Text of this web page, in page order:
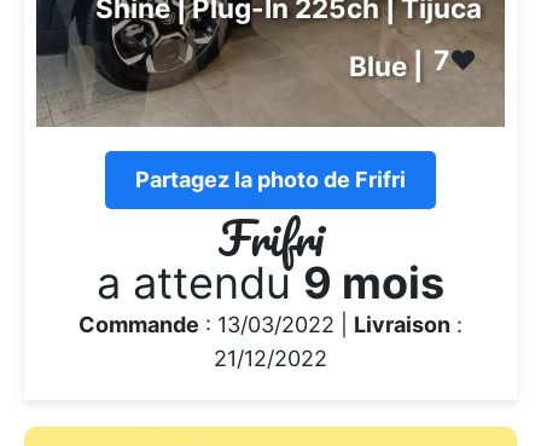
Shine | Plug-In 225ch | Tijuca
Blue |
7❤️
Partagez la photo de Frifri
Frifri
a attendu 9 mois
Commande : 13/03/2022 | Livraison :
21/12/2022